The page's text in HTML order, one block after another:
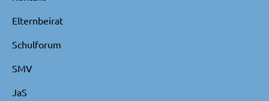
Elternbeirat
Schulforum
SMV
JaS